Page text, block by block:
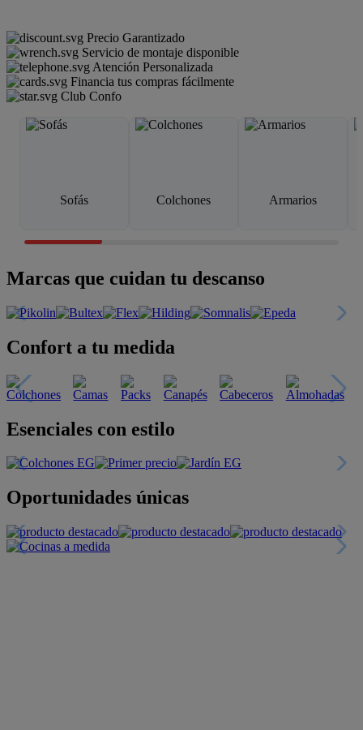
Precio Garantizado
Servicio de montaje disponible
Atención Personalizada
Financia tus compras fácilmente
Club Confo
Sofás Colchones Armarios
Marcas que cuidan tu descanso
Confort a tu medida
Esenciales con estilo
Oportunidades únicas